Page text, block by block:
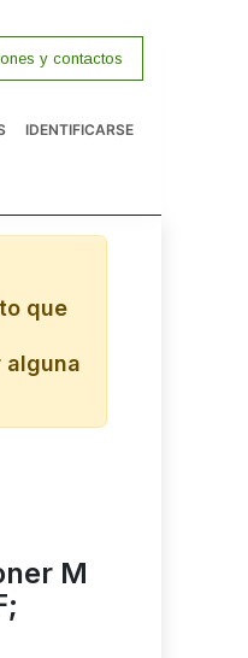
y contactos
IDENTIFICARSE
que
alguna
M